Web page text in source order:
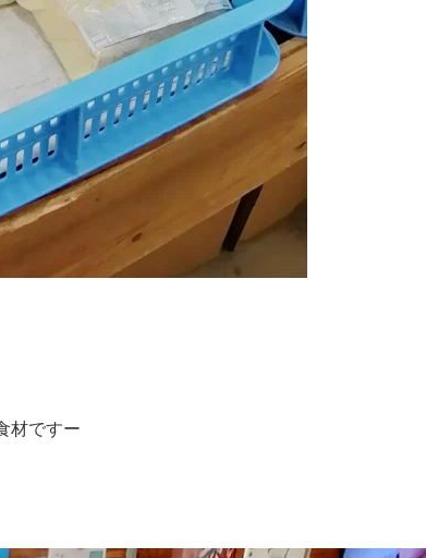
材ですー